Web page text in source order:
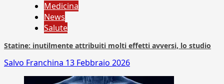
Medicina
News
Salute
Statine: inutilmente attribuiti molti effetti avversi, lo studio
Salvo Franchina 13 Febbraio 2026